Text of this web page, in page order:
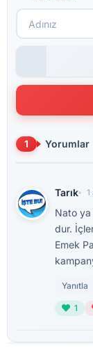
1 Yorumlar
Tarık 1
Nato ya
dur.
Emek
Yanıtla
1